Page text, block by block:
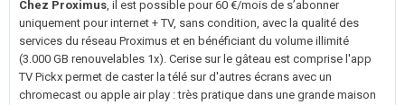
Chez Proximus, il est possible pour 60 €/mois de s’abonner
uniquement pour internet + TV, sans condition, avec la qualité des
services du réseau Proximus et en bénéficiant du volume illimité
(3.000 GB renouvelables 1x). Cerise sur le gâteau est comprise l'app
TV Pickx permet de caster la télé sur d'autres écrans avec un
chromecast ou apple air play : très pratique dans une grande maison